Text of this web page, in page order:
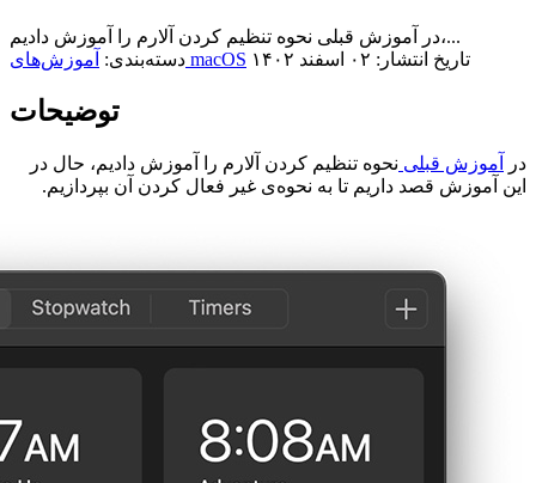
در آموزش قبلی نحوه تنظیم کردن آلارم را آموزش دادیم،...
دسته‌بندی: آموزش‌های macOS تاریخ انتشار: ۰۲ اسفند ۱۴۰۲
توضیحات
در آموزش قبلی نحوه تنظیم کردن آلارم را آموزش دادیم، حال در
این آموزش قصد داریم تا به نحوه‌ی غیر فعال کردن آن بپردازیم.